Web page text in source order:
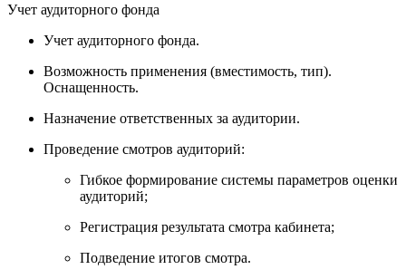
Учет аудиторного фонда
Учет аудиторного фонда.
Возможность применения (вместимость, тип).
Оснащенность.
Назначение ответственных за аудитории.
Проведение смотров аудиторий:
Гибкое формирование системы параметров оценки
аудиторий;
Регистрация результата смотра кабинета;
Подведение итогов смотра.